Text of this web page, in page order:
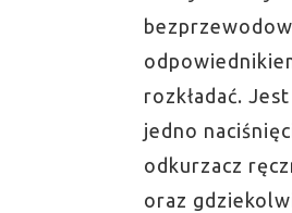
rozkładać.
jedno
odkurzacz
oraz